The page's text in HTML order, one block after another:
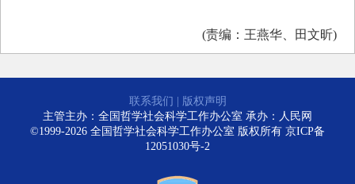
(责编：王燕华、田文昕)
联系我们
版权声明
主管主办：全国哲学社会科学工作办公室 承办：人民网
©1999-2026 全国哲学社会科学工作办公室 版权所有 京ICP备
12051030号-2